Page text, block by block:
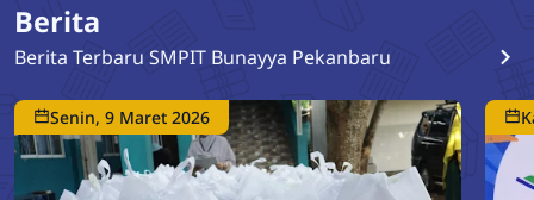
Berita
Berita Terbaru SMPIT Bunayya Pekanbaru
Senin, 9 Maret 2026